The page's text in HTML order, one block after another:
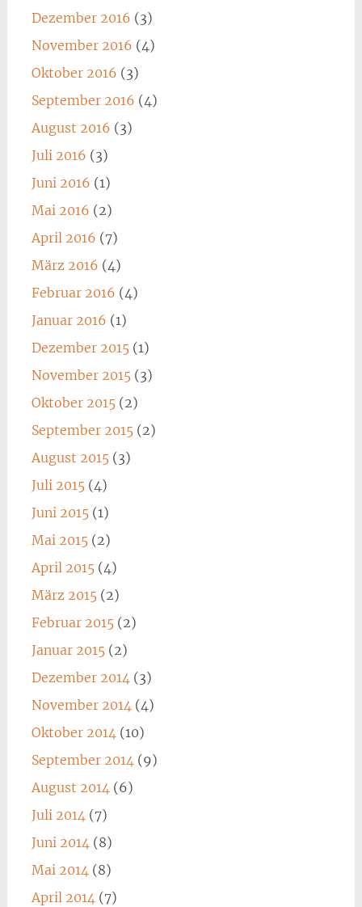
Dezember 2016 (3)
November 2016 (4)
Oktober 2016 (3)
September 2016 (4)
August 2016 (3)
Juli 2016 (3)
Juni 2016 (1)
Mai 2016 (2)
April 2016 (7)
März 2016 (4)
Februar 2016 (4)
Januar 2016 (1)
Dezember 2015(1)
November 2015(3)
Oktober 2015(2)
September 2015(2)
August 2015(3)
Juli 2015(4)
Juni 2015(1)
Mai 2015(2)
April 2015(4)
März 2015(2)
Februar 2015(2)
Januar 2015(2)
Dezember 2014(3)
November 2014(4)
Oktober 2014(10)
September 2014(9)
August 2014(6)
Juli 2014(7)
Juni 2014(8)
Mai 2014(8)
April 2014(7)